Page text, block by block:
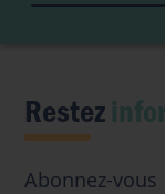
Restez
Abonnez-